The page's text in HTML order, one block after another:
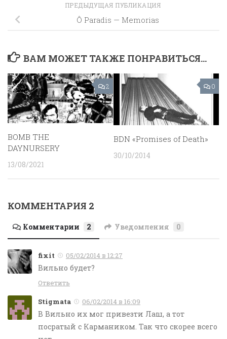
ПРЕДЫДУЩАЯ ПУБЛИКАЦИЯ
Ô Paradis — Memorias
ВАМ МОЖЕТ ТАКЖЕ ПОНРАВИТЬСЯ...
2
BOMB THE
DAYNURSERY
13/08/2021
0
BDN «Promises of Death»
30/10/2014
КОММЕНТАРИЯ 2
Комментарии 2 Уведомления 0
fixit 05/02/2014 в 12:27
Вильно будет?
Ответить
Stigmata 06/02/2014 в 16:09
В Вильно их мог привезти Лаш, а тот
посратый с Кармаником. Так что скорее всего